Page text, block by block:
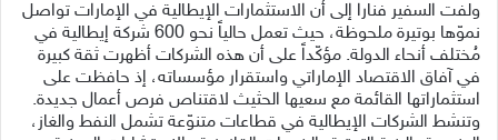
ولفت السفير فنارا إلى أن الاستثمارات الإيطالية في الإمارات تواصل
نموّها بوتيرة ملحوظة، حيث تعمل حالياً نحو 600 شركة إيطالية في
مُختلف أنحاء الدولة. مؤكّداً على أن هذه الشركات أظهرت ثقة كبيرة
في آفاق الاقتصاد الإماراتي واستقرار مؤسساته، إذ حافظت على
استثماراتها القائمة مع سعيها الحثيث لاقتناص فرص أعمال جديدة.
وتنشط الشركات الإيطالية في قطاعات متنوّعة تشمل النفط والغاز،